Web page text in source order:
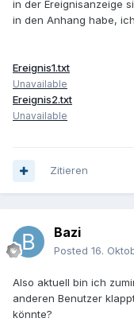
in der Ereignisanzeige
in den Anhang habe,
Ereignis1.txt
Unavailable
Ereignis2.txt
Unavailable
Zitieren
Bazi
Posted 16.
Also aktuell bin ich
anderen Benutzer
könnte?